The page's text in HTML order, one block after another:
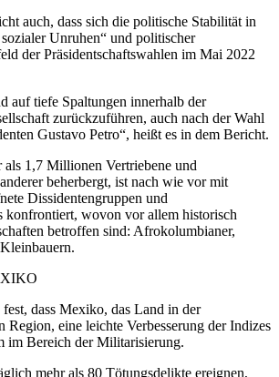
auch, dass sich die politische Stabilität in
Unruhen“ und politischer
der Präsidentschaftswahlen im Mai 2022
auf tiefe Spaltungen innerhalb der
zurückzuführen, auch nach der Wahl
Gustavo Petro“, heißt es in dem Bericht.
1,7 Millionen Vertriebene und
beherbergt, ist nach wie vor mit
Dissidentengruppen und
konfrontiert, wovon vor allem historisch
betroffen sind: Afrokolumbianer,
dass Mexiko, das Land in der
Region, eine leichte Verbesserung der Indizes
im Bereich der Militarisierung.
mehr als 80 Tötungsdelikte ereignen,